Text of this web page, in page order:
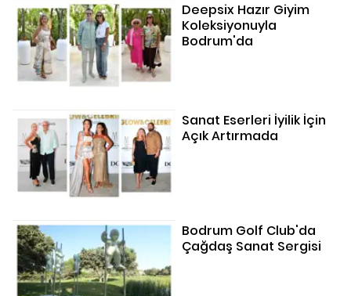
Deepsix Hazır Giyim
Koleksiyonuyla
Bodrum'da
Sanat Eserleri İyilik İçin
Açık Artırmada
Bodrum Golf Club'da
Çağdaş Sanat Sergisi